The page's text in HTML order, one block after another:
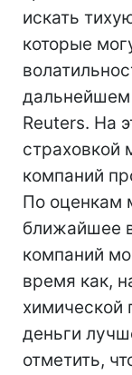
искать
которые
дальнейшем
Reuters. На
страховкой
компаний
По оценкам
ближайшее
компаний
время как,
химической
деньги
отметить,